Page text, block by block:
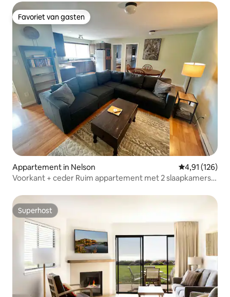
Favoriet van gasten
Favoriet van gasten
Appartement in Nelson Gemiddelde
4,91 (126)
Voorkant + ceder Ruim appartement met 2 slaapkamers
Superhost
Superhost